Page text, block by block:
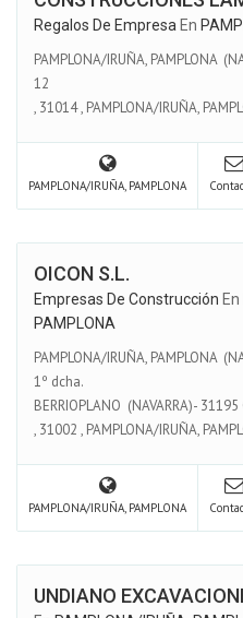
Regalos De Empresa En
PAMPLONA/IRUÑA, PAMPLONA
12
, 31014, PAMPLONA/IRUÑA,
PAMPLONA/IRUÑA, PAMPLONA
OICON S.L.
Empresas De Construcción En
PAMPLONA
PAMPLONA/IRUÑA, PAMPLONA
1º dcha.
BERRIOPLANO (NAVARRA)-
, 31002 , PAMPLONA/IRUÑA,
PAMPLONA/IRUÑA, PAMPLONA
UNDIANO